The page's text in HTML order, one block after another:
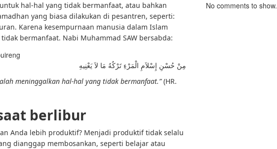
hal-hal yang tidak bermanfaat, atau bahkan
yang biasa dilakukan di pesantren, seperti:
Karena kesempurnaan manusia dalam Islam
bermanfaat. Nabi Muhammad SAW bersabda:
مِنْ حُسْنِ إِسْلاَمِ الْمَرْءِ تَرْكُهُ مَا لاَ يَعْنِيهِ
meninggalkan hal-hal yang tidak bermanfaat.”(HR.
berlibur
Anda lebih produktif? Menjadi produktif tidak selalu
dianggap membosankan, seperti belajar atau
No comments to show.